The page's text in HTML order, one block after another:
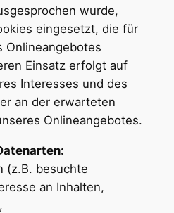
wurde,
eingesetzt, die für
Onlineangebotes
Einsatz erfolgt auf
Interesses und des
an der erwarteten
Onlineangebotes.
(z.B. besuchte
an Inhalten,